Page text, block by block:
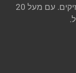
שירותי הדברה נגד כל סוגי החרקים והמזיקים. עם מעל 20